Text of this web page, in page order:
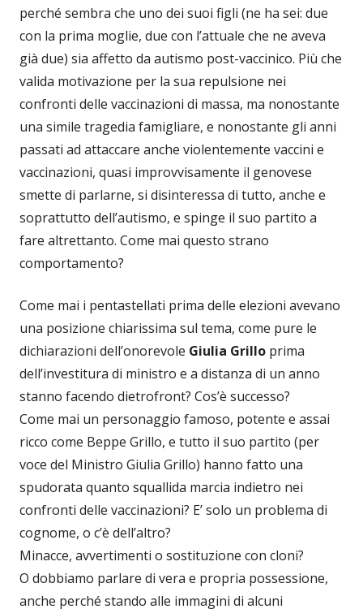
perché sembra che uno dei suoi figli (ne ha sei: due
con la prima moglie, due con l’attuale che ne aveva
già due) sia affetto da autismo post-vaccinico. Più che
valida motivazione per la sua repulsione nei
confronti delle vaccinazioni di massa, ma nonostante
una simile tragedia famigliare, e nonostante gli anni
passati ad attaccare anche violentemente vaccini e
vaccinazioni, quasi improvvisamente il genovese
smette di parlarne, si disinteressa di tutto, anche e
soprattutto dell’autismo, e spinge il suo partito a
fare altrettanto. Come mai questo strano
comportamento?
Come mai i pentastellati prima delle elezioni avevano
una posizione chiarissima sul tema, come pure le
dichiarazioni dell’onorevole Giulia Grillo prima
dell’investitura di ministro e a distanza di un anno
stanno facendo dietrofront? Cos’è successo?
Come mai un personaggio famoso, potente e assai
ricco come Beppe Grillo, e tutto il suo partito (per
voce del Ministro Giulia Grillo) hanno fatto una
spudorata quanto squallida marcia indietro nei
confronti delle vaccinazioni? E’ solo un problema di
cognome, o c’è dell’altro?
Minacce, avvertimenti o sostituzione con cloni?
O dobbiamo parlare di vera e propria possessione,
anche perché stando alle immagini di alcuni